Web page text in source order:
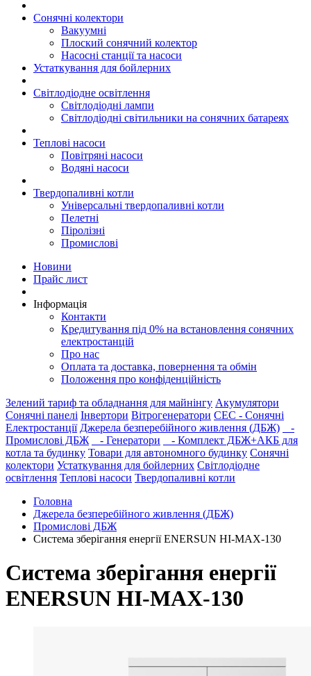
Сонячні колектори
Вакуумні
Плоский сонячний колектор
Насосні станції та насоси
Устаткування для бойлерних
Світлодіодне освітлення
Світлодіодні лампи
Світлодіодні світильники на сонячних батареях
Теплові насоси
Повітряні насоси
Водяні насоси
Твердопаливні котли
Універсальні твердопаливні котли
Пелетні
Піролізні
Промислові
Новини
Прайс лист
Інформація
Контакти
Кредитування під 0% на встановлення сонячних
електростанцій
Про нас
Оплата та доставка, повернення та обмін
Положення про конфіденційність
Зелений тариф та обладнання для майнінгу Акумулятори
Сонячні панелі Інвертори Вітрогенератори СЕС - Сонячні
Електростанції Джерела безперебійного живлення (ДБЖ)
-
Промислові ДБЖ
- Генератори
- Комплект ДБЖ+АКБ для
котла та будинку Товари для автономного будинку Сонячні
колектори Устаткування для бойлерних Світлодіодне
освітлення Теплові насоси Твердопаливні котли
Головна
Джерела безперебійного живлення (ДБЖ)
Промислові ДБЖ
Система зберігання енергії ENERSUN HI-MAX-130
Система зберігання енергії
ENERSUN HI-MAX-130